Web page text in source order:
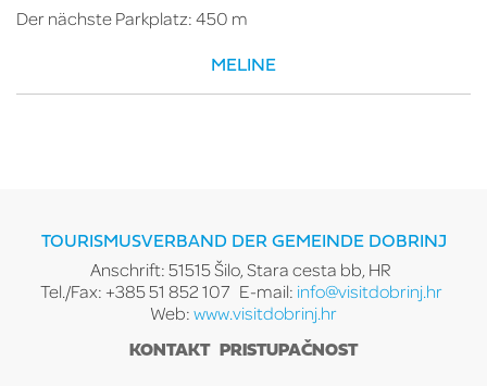
Der nächste Parkplatz: 450 m
MELINE
TOURISMUSVERBAND DER GEMEINDE DOBRINJ
Anschrift: 51515 Šilo, Stara cesta bb, HR
Tel./Fax: +385 51 852 107 E-mail: info@visitdobrinj.hr
Web:www.visitdobrinj.hr
KONTAKT PRISTUPAČNOST